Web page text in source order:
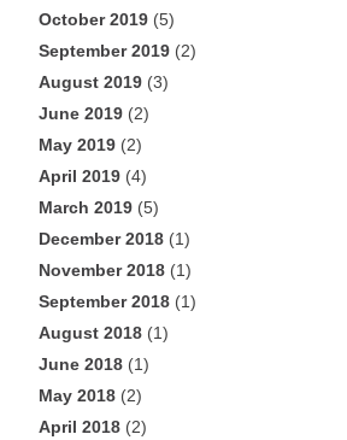
October 2019 (5)
September 2019 (2)
August 2019 (3)
June 2019 (2)
May 2019 (2)
April 2019 (4)
March 2019 (5)
December 2018 (1)
November 2018 (1)
September 2018 (1)
August 2018 (1)
June 2018 (1)
May 2018 (2)
April 2018 (2)